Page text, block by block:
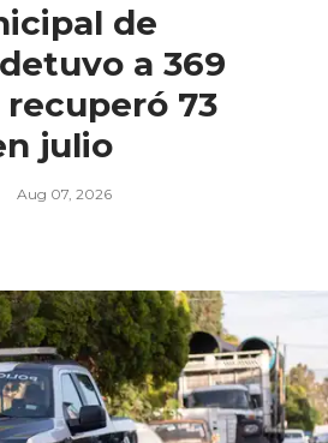
de
a 369
73
julio
Aug 07, 2026